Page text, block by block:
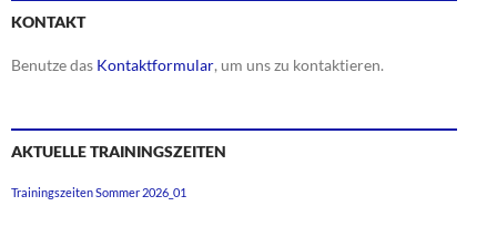
KONTAKT
Benutze das Kontaktformular, um uns zu kontaktieren.
AKTUELLE TRAININGSZEITEN
Trainingszeiten Sommer 2026_01